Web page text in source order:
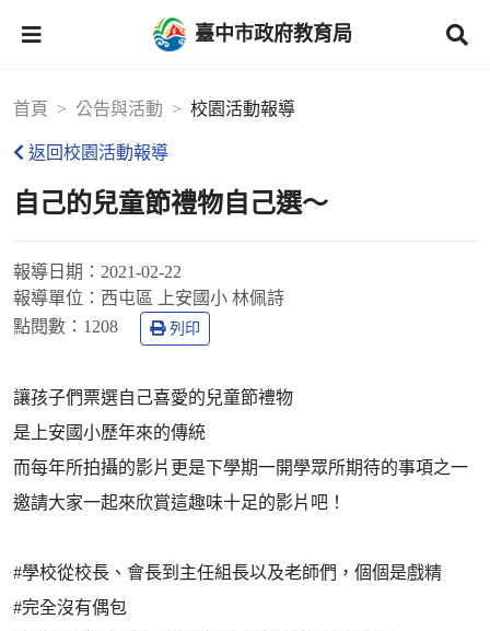
臺中市政府教育局
首頁 公告與活動 校園活動報導
返回校園活動報導
自己的兒童節禮物自己選～
報導日期： 2021-02-22
報導單位： 西屯區 上安國小 林佩詩
點閱數： 1208 列印
讓孩子們票選自己喜愛的兒童節禮物
是上安國小歷年來的傳統
而每年所拍攝的影片更是下學期一開學眾所期待的事項之一
邀請大家一起來欣賞這趣味十足的影片吧！
#學校從校長、會長到主任組長以及老師們，個個是戲精
#完全沒有偶包